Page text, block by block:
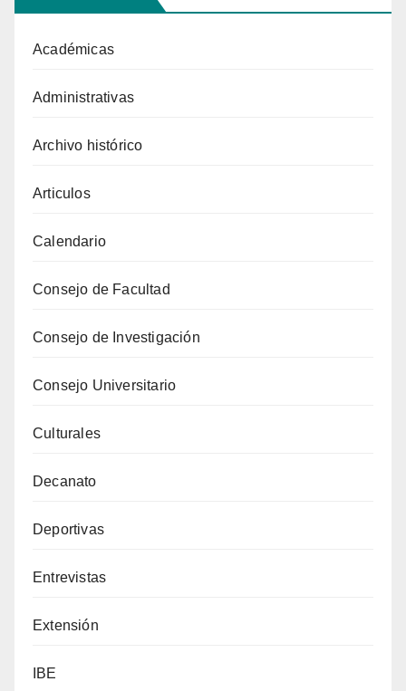
Académicas
Administrativas
Archivo histórico
Articulos
Calendario
Consejo de Facultad
Consejo de Investigación
Consejo Universitario
Culturales
Decanato
Deportivas
Entrevistas
Extensión
IBE